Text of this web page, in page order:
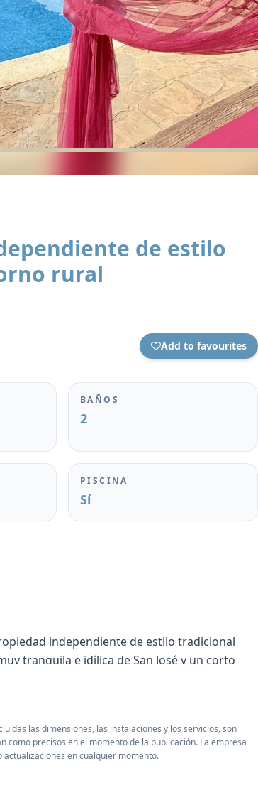
de estilo
rural
Add to favourites
BAÑOS
2
PISCINA
Sí
independiente de estilo tradicional
tranquila e idílica de San José y un corto
esta encantadora casa de la familia es
estilo rústico. En el exterior hay una serie de
comer al aire libre. La propiedad
las dimensiones, las instalaciones y los servicios, son
precisos en el momento de la publicación. La empresa
actualizaciones en cualquier momento.